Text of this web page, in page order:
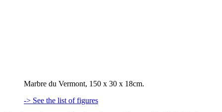
Marbre du Vermont, 150 x 30 x 18cm.
-> See the list of figures